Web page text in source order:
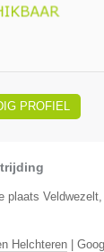
PROFIEL
plaats
Helchteren